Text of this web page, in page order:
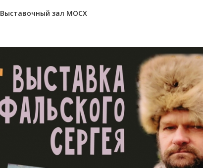
Выставочный зал МОСХ